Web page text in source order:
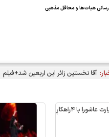
رسانی هیات‌ها و محافل مذهبی
آقا نخستین زائر این اربعین شد+فیلم
چله زیارت عاشورا با ۴راهکارِ